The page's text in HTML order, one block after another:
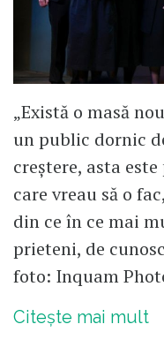
„Există o masă
un public dornic
creștere, asta
care vreau să o
din ce în ce mai
prieteni, de
foto: Inquam
Citește mai mult